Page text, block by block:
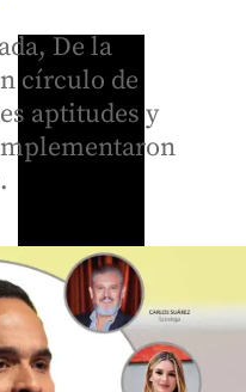
De la
círculo de
aptitudes y